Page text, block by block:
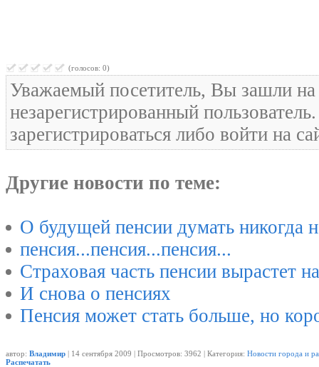
(голосов: 0)
Уважаемый посетитель, Вы зашли на
незарегистрированный
зарегистрироваться либо войти на
Другие новости по теме:
О будущей пенсии думать никогда
пенсия...пенсия...пенсия...
Страховая часть пенсии вырастет
И снова о пенсиях
Пенсия может стать больше, но
автор: Владимир | 14 сентября 2009 | Просмотров: 3962 | Категория: Новости города и
Распечатать